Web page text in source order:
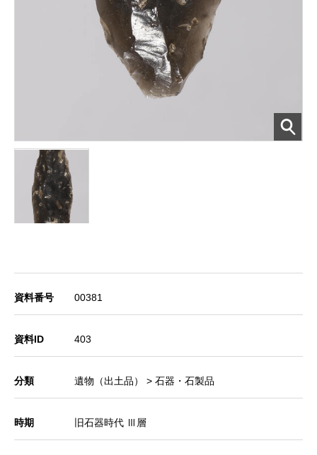
資料番号 00381
資料ID 403
分類 遺物（出土品） > 石器・石製品
時期 旧石器時代 Ⅲ層